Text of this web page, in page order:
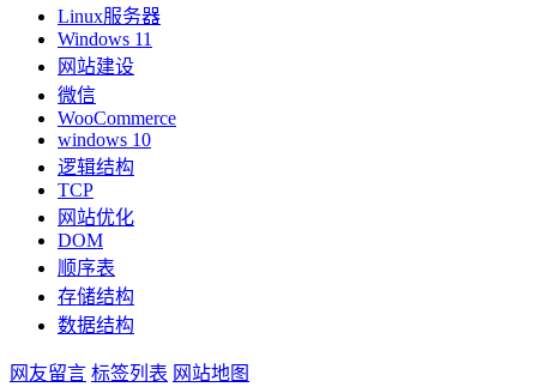
Linux服务器
Windows 11
网站建设
微信
WooCommerce
windows 10
逻辑结构
TCP
网站优化
DOM
顺序表
存储结构
数据结构
网友留言 标签列表 网站地图